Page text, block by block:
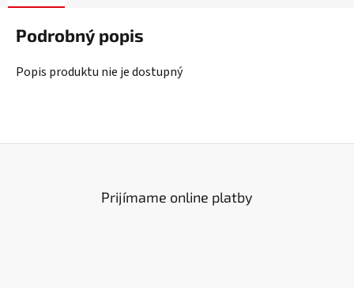
Podrobný popis
Popis produktu nie je dostupný
Prijímame online platby